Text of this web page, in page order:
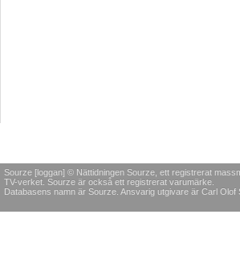
Sourze [loggan] © Nättidningen Sourze, ett registrerat
TV-verket. Sourze är också ett registrerat varumärke.
Databasens namn är Sourze. Ansvarig utgivare är Carl Olof